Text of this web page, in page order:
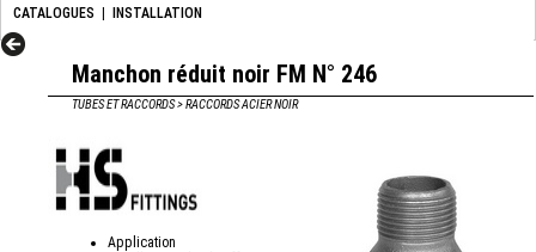
CATALOGUES INSTALLATION